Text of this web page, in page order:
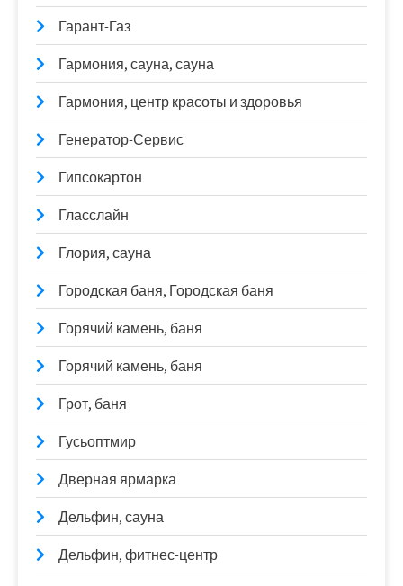
Гарант-Газ
Гармония, сауна, сауна
Гармония, центр красоты и здоровья
Генератор-Сервис
Гипсокартон
Гласслайн
Глория, сауна
Городская баня, Городская баня
Горячий камень, баня
Горячий камень, баня
Грот, баня
Гусьоптмир
Дверная ярмарка
Дельфин, сауна
Дельфин, фитнес-центр